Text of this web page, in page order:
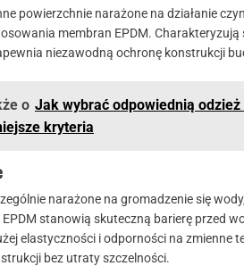
powierzchnie narażone na działanie
membran EPDM.
niezawodną ochronę konstrukcji
o Jak wybrać odpowiednią
kryteria
narażone na gromadzenie się
stanowią skuteczną barierę przed
elastyczności i odporności na zmienne
bez utraty szczelności.